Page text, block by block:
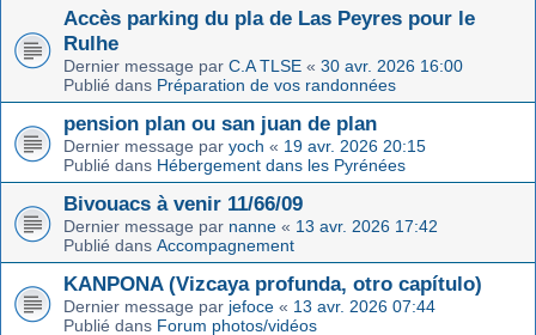
Accès parking du pla de Las Peyres pour le
Rulhe
Dernier message par C.A TLSE « 30 avr. 2026 16:00
Publié dans Préparation de vos randonnées
pension plan ou san juan de plan
Dernier message par yoch « 19 avr. 2026 20:15
Publié dans Hébergement dans les Pyrénées
Bivouacs à venir 11/66/09
Dernier message par nanne « 13 avr. 2026 17:42
Publié dans Accompagnement
KANPONA (Vizcaya profunda, otro capítulo)
Dernier message par jefoce « 13 avr. 2026 07:44
Publié dans Forum photos/vidéos